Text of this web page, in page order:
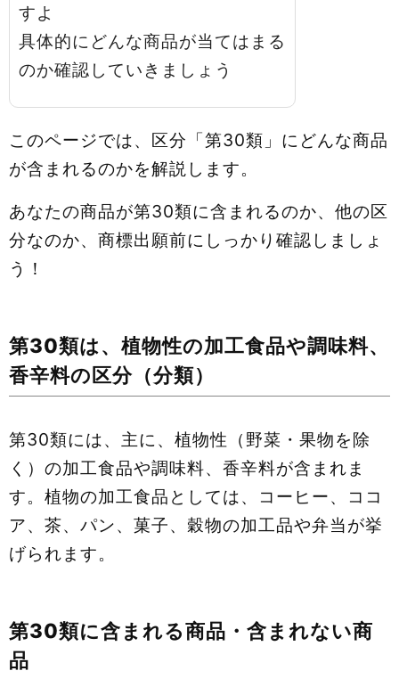
すよ
具体的にどんな商品が当てはまる
のか確認していきましょう
このページでは、区分「第30類」にどんな商品
が含まれるのかを解説します。
あなたの商品が第30類に含まれるのか、他の区
分なのか、商標出願前にしっかり確認しましょ
う！
第30類は、植物性の加工食品や調味料、
香辛料の区分（分類）
第30類には、主に、植物性（野菜・果物を除
く）の加工食品や調味料、香辛料が含まれま
す。植物の加工食品としては、コーヒー、ココ
ア、茶、パン、菓子、穀物の加工品や弁当が挙
げられます。
第30類に含まれる商品・含まれない商
品